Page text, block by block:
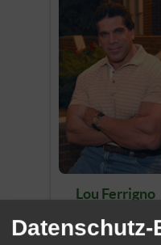
Lou Ferrigno
als er selbst
* 09.11.1951